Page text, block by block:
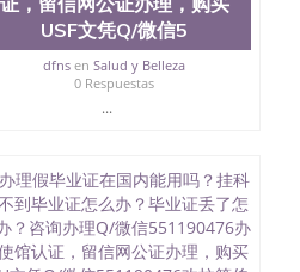
补充毕业证成绩单等相关材
人一起去留服递交材料；
我们对海外大学及学院的
LOGO烫金烫银，LOGO
有原版本文凭对照。质量
在时间收集到原版实物，
价比，通过品质和效率不断
信:551190476办理毕业证
USF文凭Q/微信5
dfns enSalud y Belleza
0 Respuestas
...